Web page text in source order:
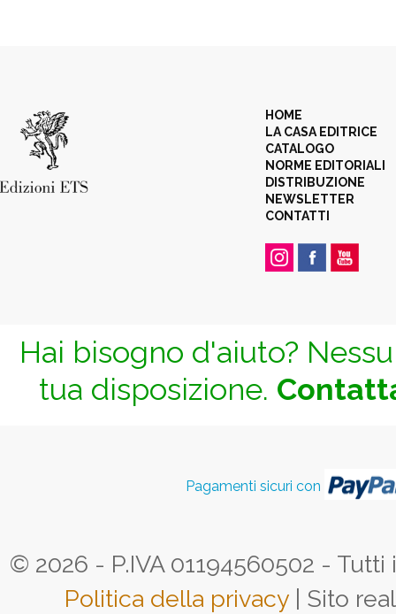
HOME
LA CASA EDITRICE
CATALOGO
NORME EDITORIALI
DISTRIBUZIONE
NEWSLETTER
CONTATTI
Hai bisogno d'aiuto?
tua disposizione.
Pagamenti sicuri con
© 2026 - P.IVA 01194560502 -
Politica della privacy | Sito